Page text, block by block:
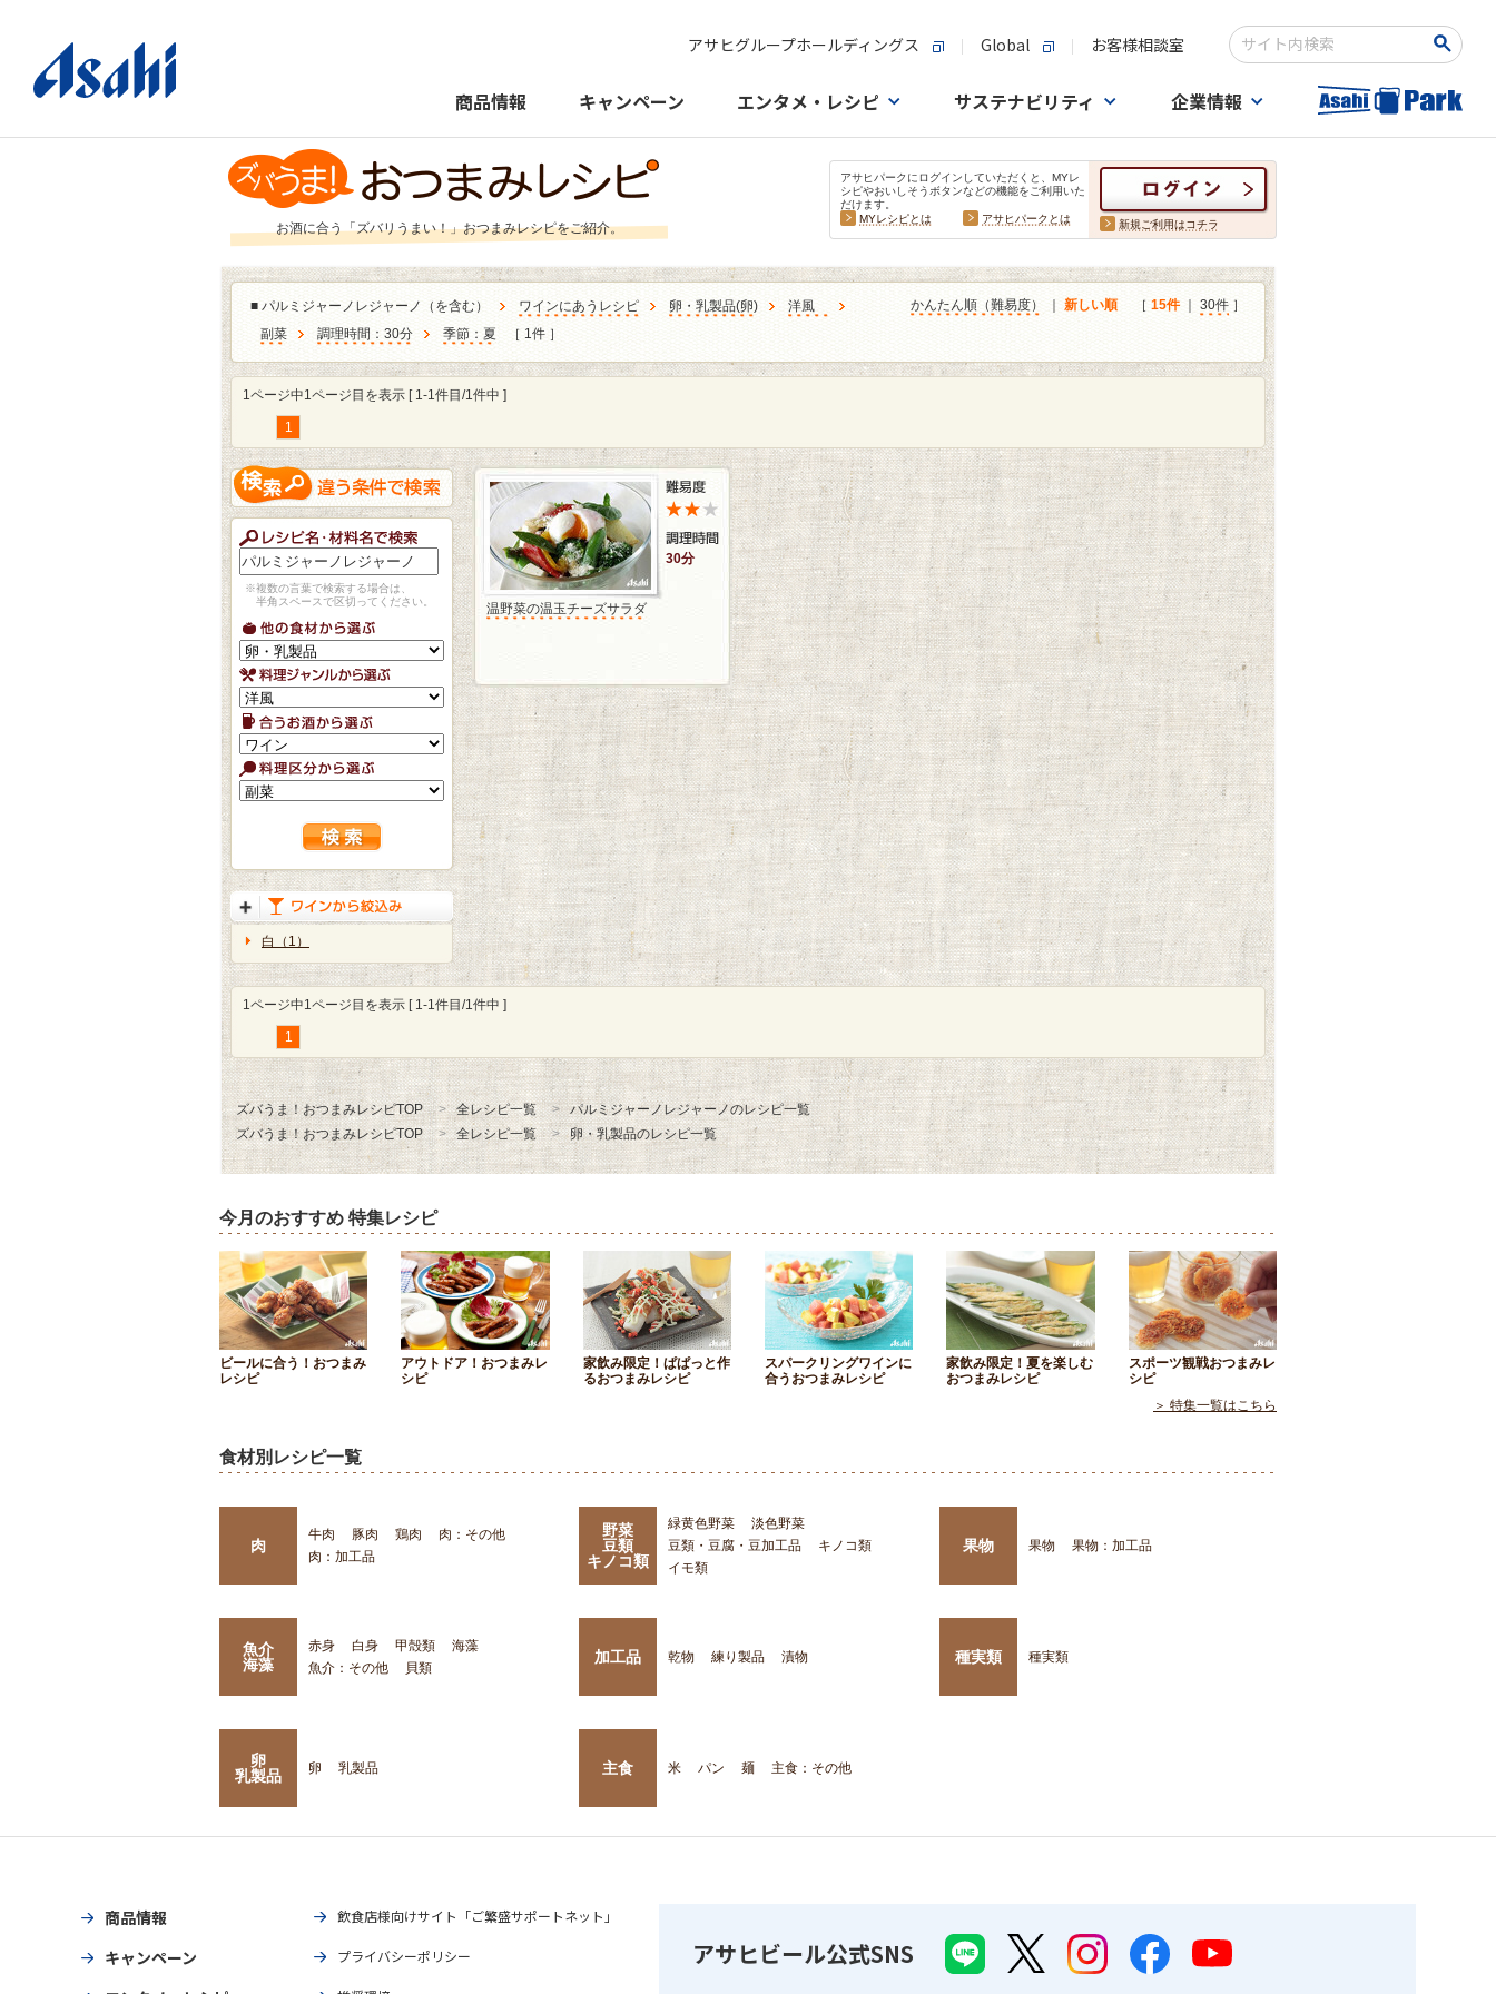
アサヒグループホールディングス Global お客様相談室
検索キーワード入力
商品情報 キャンペーン エンタメ・レシピ サステナビリティ 企業情報
お酒に合う「ズバリうまい！」おつまみレシピをご紹介。
アサヒパークにログインしていただくと、MYレ
シピやおいしそうボタンなどの機能をご利用いた
だけます。
MYレシピとは
アサヒパークとは 新規ご利用はコチラ
■ パルミジャーノレジャーノ（を含む） ワインにあうレシピ 卵・乳製品(卵)
洋風
副菜
調理時間：30分 季節：夏 ［ 1件 ］
かんたん順（難易度） 新しい順 ［ 15件｜ 30件 ］
1ページ中1ページ目を表示 [ 1-1件目/1件中 ]
1
※複数の言葉で検索する場合は、
半角スペースで区切ってください。
白（1）
30分
温野菜の温玉チーズサラダ
1ページ中1ページ目を表示 [ 1-1件目/1件中 ]
1
ズバうま！おつまみレシピTOP 全レシピ一覧
パルミジャーノレジャーノのレシピ一覧
ズバうま！おつまみレシピTOP
全レシピ一覧 卵・乳製品のレシピ一覧
今月のおすすめ 特集レシピ
ビールに合う！おつまみ
レシピ
アウトドア！おつまみレ
シピ
家飲み限定！ぱぱっと作
るおつまみレシピ
スパークリングワインに
合うおつまみレシピ
家飲み限定！夏を楽しむ
おつまみレシピ
スポーツ観戦おつまみレ
シピ
＞ 特集一覧はこちら
食材別レシピ一覧
肉
牛肉 豚肉 鶏肉
肉：その他
肉：加工品
野菜
豆類
キノコ類
緑黄色野菜
淡色野菜
豆類・豆腐・豆加工品
キノコ類
イモ類
果物 果物 果物：加工品
魚介
海藻
赤身 白身 甲殻類
海藻
魚介：その他
貝類
加工品 乾物 練り製品 漬物 種実類 種実類
卵
乳製品
卵 乳製品 主食 米 パン 麺 主食：その他
商品情報
キャンペーン
飲食店様向けサイト「ご繁盛サポートネット」
プライバシーポリシー アサヒビール公式SNS